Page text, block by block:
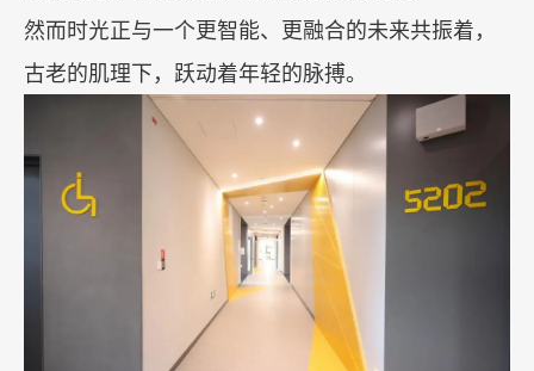
然而时光正与一个更智能、更融合的未来共振着，
古老的肌理下，跃动着年轻的脉搏。